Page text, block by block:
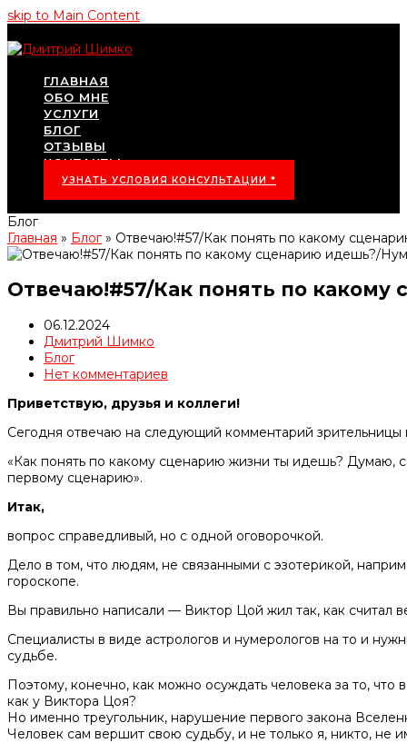
skip to Main Content
ГЛАВНАЯ
ОБО МНЕ
УСЛУГИ
БЛОГ
ОТЗЫВЫ
КОНТАКТЫ
УЗНАТЬ УСЛОВИЯ КОНСУЛЬТАЦИИ *
Блог
Главная » Блог» Отвечаю!#57/Как понять по какому
Отвечаю!#57/Как понять по
06.12.2024
Дмитрий Шимко
Блог
Нет комментариев
Приветствую, друзья и коллеги!
Сегодня отвечаю на следующий комментарий
«Как понять по какому сценарию жизни ты идешь? Думаю,
первому сценарию».
Итак,
вопрос справедливый, но с одной оговорочкой.
Дело в том, что людям, не связанными с эзотерикой,
гороскопе.
Вы правильно написали — Виктор Цой жил так, как считал
Специалисты в виде астрологов и нумерологов на то и
судьбе.
Поэтому, конечно, как можно осуждать человека за то,
как у Виктора Цоя?
Но именно треугольник, нарушение первого закона
Человек сам вершит свою судьбу, и не только я, никто, не